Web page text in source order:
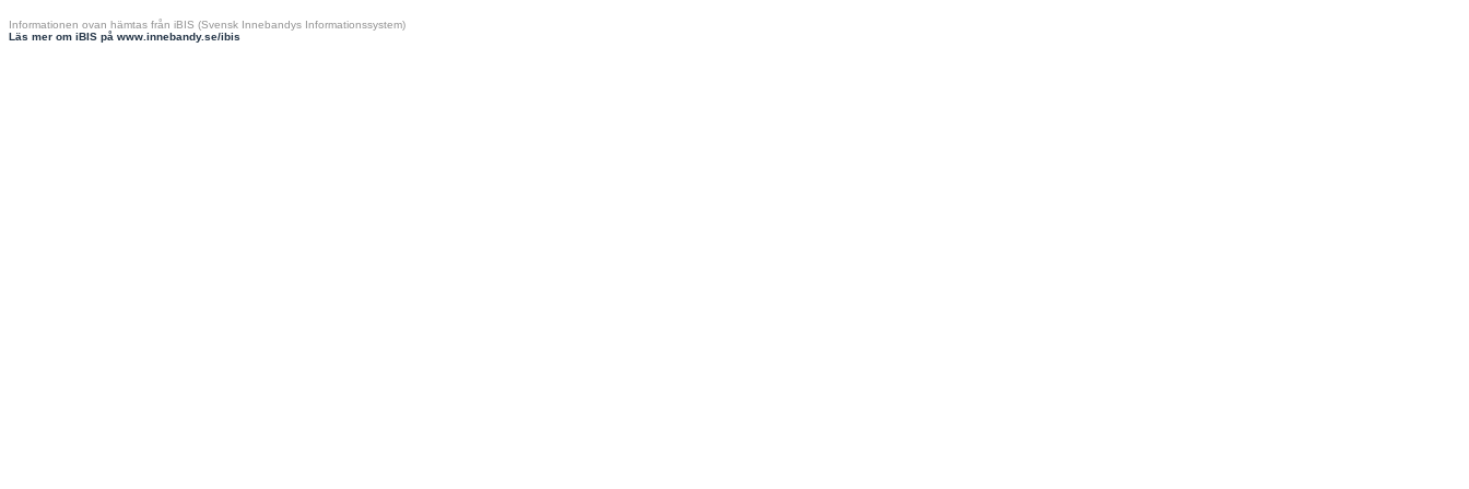
Informationen ovan hämtas från iBIS (Svensk Innebandys Informationssystem)
Läs mer om iBIS på www.innebandy.se/ibis